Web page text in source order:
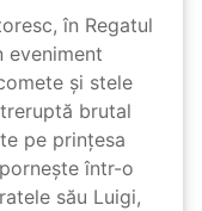
în Regatul
eveniment
și stele
brutal
pe prinţesa
într-o
său Luigi,